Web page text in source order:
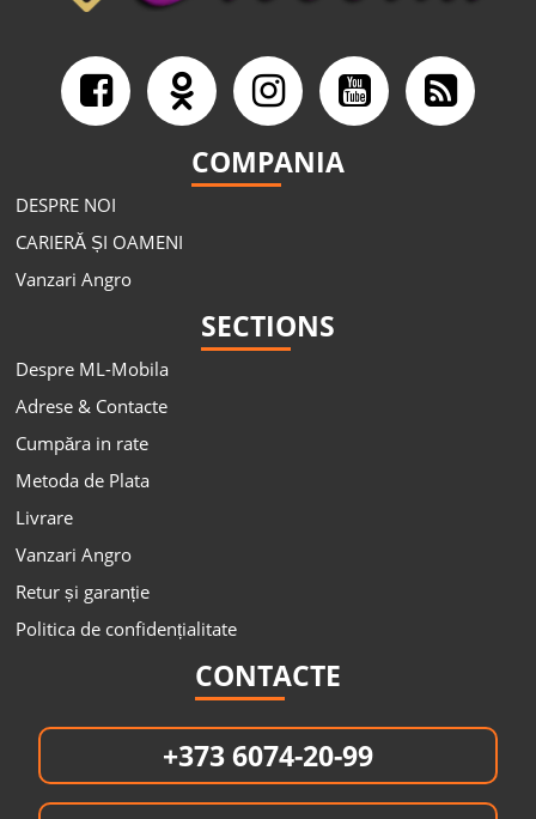
COMPANIA
DESPRE NOI
CARIERĂ ȘI OAMENI
Vanzari Angro
SECTIONS
Despre ML-Mobila
Adrese & Contacte
Cumpăra in rate
Metoda de Plata
Livrare
Vanzari Angro
Retur și garanție
Politica de confidențialitate
CONTACTE
+373 6074-20-99